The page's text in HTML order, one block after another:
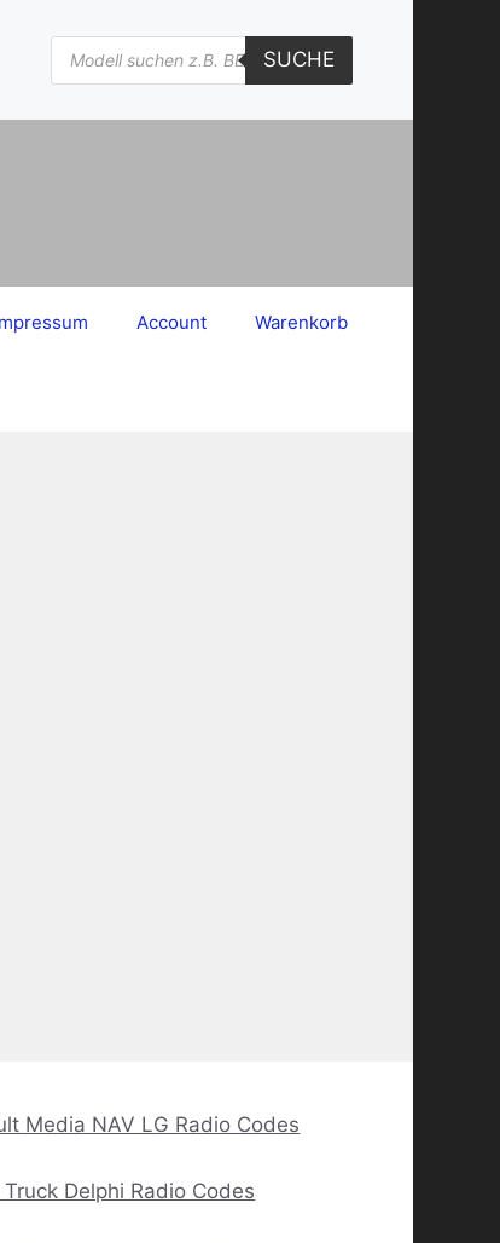
Products
search
SUCHE
Account Warenkorb
Media NAV LG Radio Codes
Truck Delphi Radio Codes